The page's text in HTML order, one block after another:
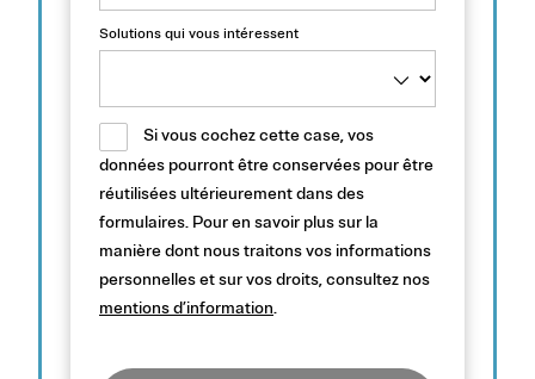
Solutions qui vous intéressent
Si vous cochez cette case, vos
données pourront être conservées pour être
réutilisées ultérieurement dans des
formulaires. Pour en savoir plus sur la
manière dont nous traitons vos informations
personnelles et sur vos droits, consultez nos
mentions d’information.